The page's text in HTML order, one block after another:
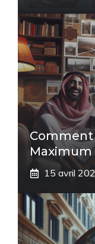
Comment
Maximum
15 avril